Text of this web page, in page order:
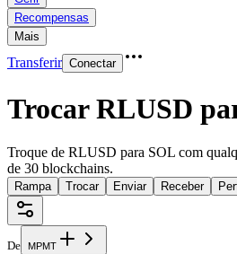
Recompensas
Mais
Transferir Conectar
Trocar RLUSD
Troque de RLUSD para SOL com
de 30 blockchains.
Rampa Trocar Enviar Receber
De MPMT